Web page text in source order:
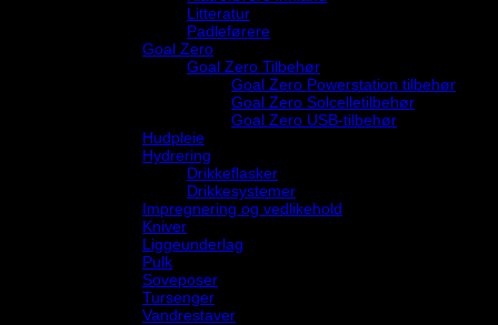
Litteratur
Padleførere
Goal Zero
Goal Zero Tilbehør
Goal Zero Powerstation tilbehør
Goal Zero Solcelletilbehør
Goal Zero USB-tilbehør
Hudpleie
Hydrering
Drikkeflasker
Drikkesystemer
Impregnering og vedlikehold
Kniver
Liggeunderlag
Pulk
Soveposer
Tursenger
Vandrestaver